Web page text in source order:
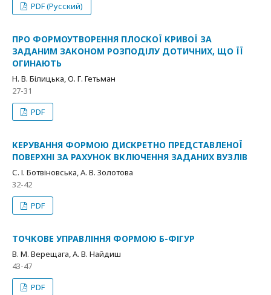
PDF (Русский)
ПРО ФОРМОУТВОРЕННЯ ПЛОСКОЇ КРИВОЇ ЗА
ЗАДАНИМ ЗАКОНОМ РОЗПОДІЛУ ДОТИЧНИХ, ЩО ЇЇ
ОГИНАЮТЬ
Н. В. Білицька, О. Г. Гетьман
27-31
PDF
КЕРУВАННЯ ФОРМОЮ ДИСКРЕТНО ПРЕДСТАВЛЕНОЇ
ПОВЕРХНІ ЗА РАХУНОК ВКЛЮЧЕННЯ ЗАДАНИХ ВУЗЛІВ
С. І. Ботвіновська, А. В. Золотова
32-42
PDF
ТОЧКОВЕ УПРАВЛІННЯ ФОРМОЮ Б-ФІГУР
В. М. Верещага, А. В. Найдиш
43-47
PDF